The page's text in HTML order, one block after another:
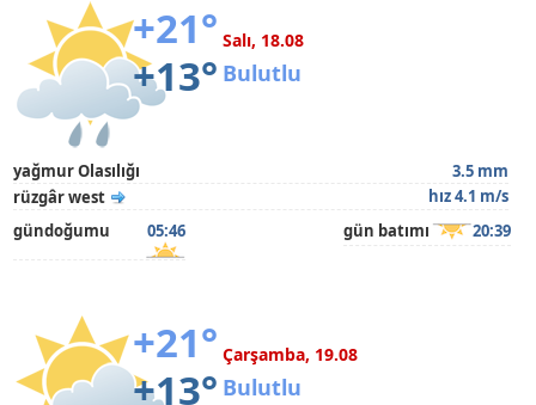
+21°
+13°
Salı, 18.08
Bulutlu
yağmur Olasılığı
3.5 mm
rüzgâr west
hız 4.1 m/s
gündoğumu
05:46 gün batımı 20:39
+21°
+13°
Çarşamba, 19.08
Bulutlu